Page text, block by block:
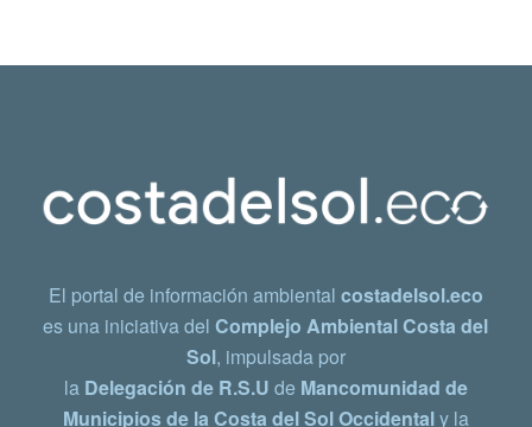
El portal de información ambiental costadelsol.eco
es una iniciativa delComplejo Ambiental Costa del
Sol, impulsada por
la Delegación de R.S.U de Mancomunidad de
Municipios de la Costa del Sol Occidentaly la